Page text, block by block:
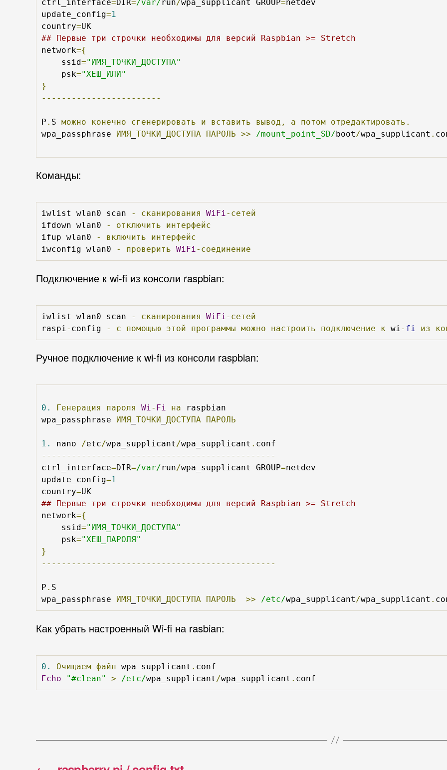
ctrl_interface=DIR=/var/run/wpa_supplicant GROUP=netdev
update_config=1
country=
## Первые три строчки необходимы для версий Raspbian >= Stretch
network={
    ssid
="ИМЯ_ТОЧКИ_ДОСТУПА"
    psk
="ХЕШ_ИЛИ"
}
------------------------
P . S можно конечно сгенерировать и вставить вывод, а потом отредактировать.
wpa_passphrase ИМЯ ТОЧКИ ДОСТУПА ПАРОЛЬ >> /mount_point_SD/boot /wpa_supplicant .
Команды:
iwlist wlan0 scan - сканирования WiFi -сетей
ifdown wlan0
- отключить
интерфейс
ifup wlan0
- включить
интерфейс
iwconfig wlan0
- проверить WiFi -соединение
Подключение к wi-fi из консоли raspbian:
iwlist wlan0 scan - сканирования WiFi -сетей
raspi - config - с помощью этой программы можно настроить подключение к wi - fi из
Ручное подключение к wi-fi из консоли raspbian:
0. Генерация пароля Wi - Fi на raspbian
wpa_passphrase ИМЯ ТОЧКИ ДОСТУПА ПАРОЛЬ
1. nano /etc/wpa_supplicant /wpa_supplicant .
-----------------------------------------------
ctrl_interface=DIR=/var/run/wpa_supplicant GROUP=netdev
update_config=1
country=
## Первые три строчки необходимы для версий Raspbian >= Stretch
network={
    ssid
="ИМЯ_ТОЧКИ_ДОСТУПА"
    psk
="ХЕШ_ПАРОЛЯ"
}
-----------------------------------------------
P . S
wpa_passphrase ИМЯ ТОЧКИ ДОСТУПА ПАРОЛЬ >> /etc/wpa_supplicant /wpa_supplicant .
Как убрать настроенный Wi-fi на rasbian:
0. Очищаем файл wpa_supplicant .
Echo
"#clean" > /etc/wpa_supplicant /wpa_supplicant . conf